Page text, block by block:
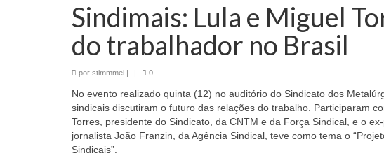
Sindimais: Lula e Miguel
do trabalhador no Brasil
por stimmmei | | 0
No evento realizado quinta (12) no auditório do Sindicato dos
sindicais discutiram o futuro das relações do trabalho. Participaram
Torres, presidente do Sindicato, da CNTM e da Força Sindical, e o
jornalista João Franzin, da Agência Sindical, teve como tema o
Sindicais”.